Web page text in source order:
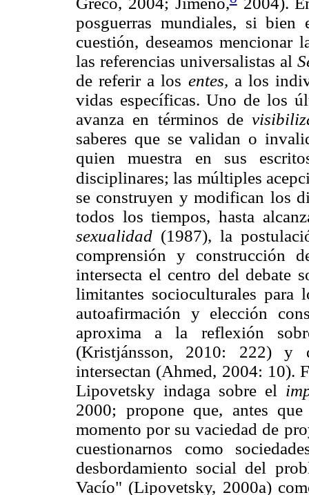
posguerras mundiales, si
cuestión, deseamos mencionar
las referencias universalistas al
de referir a los entes, a los
vidas específicas. Uno de los
avanza en términos de
saberes que se validan o
quien muestra en sus
disciplinares; las múltiples
se construyen y modifican los
todos los tiempos, hasta
sexualidad (1987), la
comprensión y construcción
intersecta el centro del debate
limitantes socioculturales para
autoafirmación y elección
aproxima a la reflexión
(Kristjánsson, 2010: 222) y
intersectan (Ahmed, 2004: 10).
Lipovetsky indaga sobre el
2000; propone que, antes
momento por su vaciedad de
cuestionarnos como
desbordamiento social del
Vacío" (Lipovetsky, 2000a)